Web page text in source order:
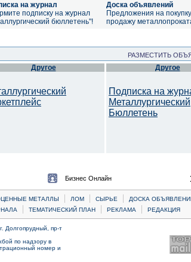
на журнал
подписку на журнал
бюллетень"!
Доска объявлений
Предложения на
продажу
РАЗМЕСТИТЬ
Другое Другое
Подписка на
Металлургический
Бюллетень
Бизнес Онлайн
МЕТАЛЛЫ | ЛОМ | CЫРЬЕ |
ДОСКА
| ТЕМАТИЧЕСКИЙ ПЛАН | РЕКЛАМА | РЕДАКЦИЯ
Долгопрудный, пр-т
по надзору в
номер и